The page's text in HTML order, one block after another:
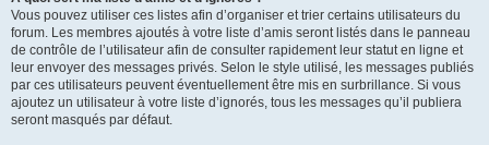
Vous pouvez utiliser ces listes afin d’organiser et trier certains utilisateurs du
forum. Les membres ajoutés à votre liste d’amis seront listés dans le panneau
de contrôle de l’utilisateur afin de consulter rapidement leur statut en ligne et
leur envoyer des messages privés. Selon le style utilisé, les messages publiés
par ces utilisateurs peuvent éventuellement être mis en surbrillance. Si vous
ajoutez un utilisateur à votre liste d’ignorés, tous les messages qu’il publiera
seront masqués par défaut.